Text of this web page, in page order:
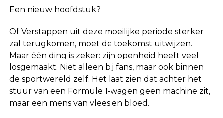
Een nieuw hoofdstuk?
Of Verstappen uit deze moeilijke periode sterker
zal terugkomen, moet de toekomst uitwijzen.
Maar één ding is zeker: zijn openheid heeft veel
losgemaakt. Niet alleen bij fans, maar ook binnen
de sportwereld zelf. Het laat zien dat achter het
stuur van een Formule 1-wagen geen machine zit,
maar een mens van vlees en bloed.